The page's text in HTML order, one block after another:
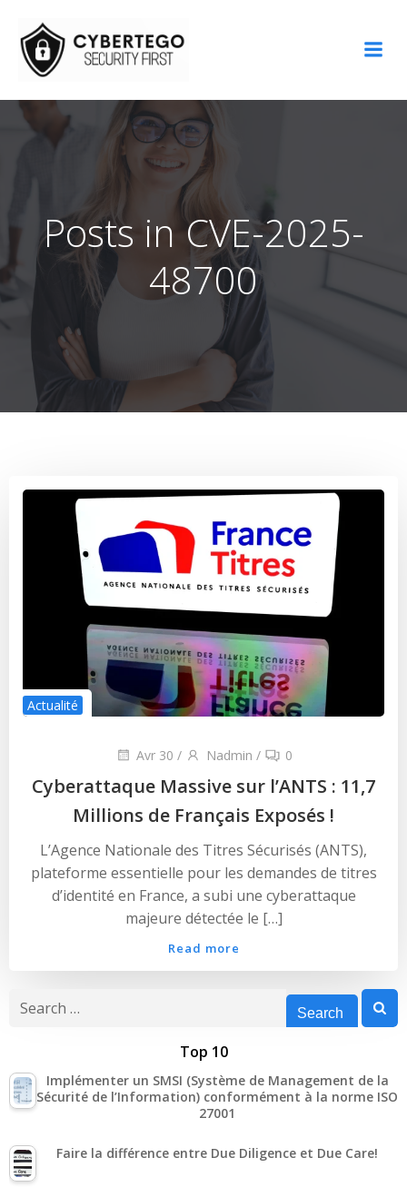
Posts in CVE-2025-
48700
Actualité
Avr 30 / Nadmin / 0
Cyberattaque Massive sur l’ANTS : 11,7
Millions de Français Exposés !
L’Agence Nationale des Titres Sécurisés (ANTS),
plateforme essentielle pour les demandes de titres
d’identité en France, a subi une cyberattaque
majeure détectée le […]
Read more
Search
Top 10
Implémenter un SMSI (Système de Management de la
Sécurité de l’Information) conformément à la norme ISO
27001
Faire la différence entre Due Diligence et Due Care!